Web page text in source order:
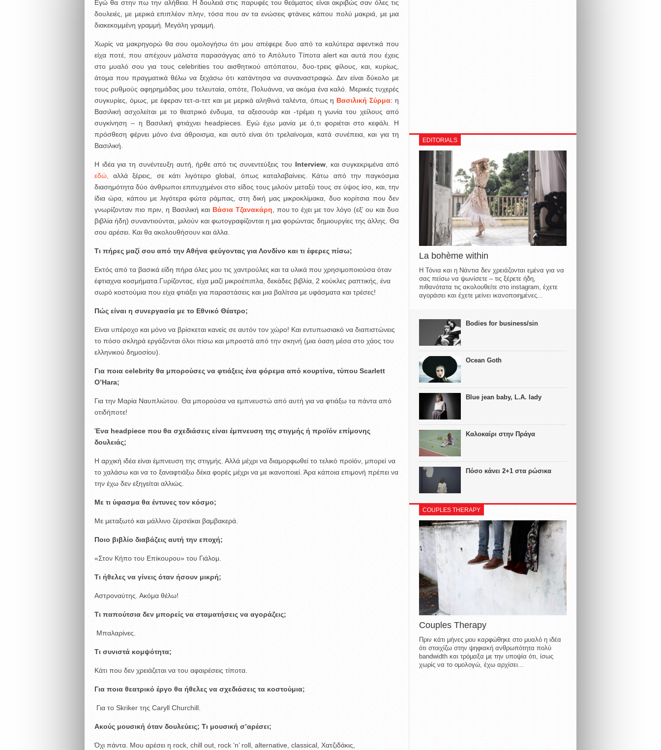
Εγώ θα στην πω την αλήθεια. Η δουλειά στις παρυφές του θεάματος είναι ακριβώς σαν όλες τις
δουλειές, με μερικά επιπλέον πλην, τόσα που αν τα ενώσεις φτάνεις κάπου πολύ μακριά, με μια
διακεκομμένη γραμμή. Μεγάλη γραμμή.
Χωρίς να μακρηγορώ θα σου ομολογήσω ότι μου απέφερε δυο από τα καλύτερα αφεντικά που
είχα ποτέ, που απέχουν μάλιστα παρασάγγας από το Απόλυτο Τίποτα alert και αυτά που έχεις
στο μυαλό σου για τους celebrities του αισθητικού απόπατου, δυο-τρεις φίλους, και, κυρίως,
άτομα που πραγματικά θέλω να ξεχάσω ότι κατάντησα να συναναστραφώ. Δεν είναι δύκολο με
τους ρυθμούς αφηρημάδας μου τελευταία, οπότε, Πολυάννα, να ακόμα ένα καλό. Μερικές τυχερές
συγκυρίες, όμως, με έφεραν τετ-α-τετ και με μερικά αληθινά ταλέντα, όπως η Βασιλική Σύρμα: η
Βασιλική ασχολείται με το θεατρικό ένδυμα, τα αξεσουάρ και -τρέμει η γωνία του χείλους από
συγκίνηση – η Βασιλική φτιάχνει headpieces. Εγώ έχω μανία με ό,τι φοριέται στο κεφάλι. Η
πρόσθεση φέρνει μόνο ένα άθροισμα, και αυτό είναι ότι τρελαίνομαι, κατά συνέπεια, και για τη
Βασιλική.
Η ιδέα για τη συνέντευξη αυτή, ήρθε από τις συνεντεύξεις του Interview, και συγκεκριμένα από
εδώ,
αλλά ξέρεις, σε κάτι λιγότερο global, όπως καταλαβαίνεις. Κάτω από την παγκόσμια
διασημότητα δύο άνθρωποι επιτυχημένοι στο είδος τους μιλούν μεταξύ τους σε ύψος ίσο, και, την
ίδια ώρα, κάπου με λιγότερα φώτα ράμπας, στη δική μας μικροκλίμακα, δυο κορίτσια που δεν
γνωρίζονταν πιο πριν, η Βασιλική και Βάσια Τζανακάρη , που το έχει με τον λόγο (εξ’ ου και δυο
βιβλία ήδη) συναντιούνται, μιλούν και φωτογραφίζονται η μια φορώντας δημιουργίες της άλλης. Θα
σου αρέσει. Και θα ακολουθήσουν και άλλα.
Τι πήρες μαζί σου από την Αθήνα φεύγοντας για Λονδίνο και τι έφερες πίσω;
Εκτός από τα βασικά είδη πήρα όλες μου τις χαντρούλες και τα υλικά που χρησιμοποιούσα όταν
έφτιαχνα κοσμήματα.Γυρίζοντας, είχα μαζί μικροέπιπλα, δεκάδες βιβλία, 2 κούκλες ραπτικής, ένα
σωρό κοστούμια που είχα φτιάξει για παραστάσεις και μια βαλίτσα με υφάσματα και τρέσες!
Πώς είναι η συνεργασία με το Εθνικό Θέατρο;
Είναι υπέροχο και μόνο να βρίσκεται κανείς σε αυτόν τον χώρο! Και εντυπωσιακό να διαπιστώνεις
το πόσο σκληρά εργάζονται όλοι πίσω και μπροστά από την σκηνή (μια όαση μέσα στο χάος του
ελληνικού δημοσίου).
Για ποια celebrityθα μπορούσες να φτιάξεις ένα φόρεμα από κουρτίνα, τύπου Scarlett
O’Hara;
Για την Μαρία Ναυπλιώτου. Θα μπορούσα να εμπνευστώ από αυτή για να φτιάξω τα πάντα από
οτιδήποτε!
Ένα headpieceπου θα σχεδιάσεις είναι έμπνευση της στιγμής ή προϊόν επίμονης
δουλειάς;
Η αρχική ιδέα είναι έμπνευση της στιγμής. Αλλά μέχρι να διαμορφωθεί το τελικό προϊόν, μπορεί να
το χαλάσω και να το ξαναφτιάξω δέκα φορές μέχρι να με ικανοποιεί. Άρα κάποια επιμονή πρέπει να
την έχω δεν εξηγείται αλλιώς.
Με τι ύφασμα θα έντυνες τον κόσμο;
Με μεταξωτό και μάλλινο ζέρσεϊκαι βαμβακερά.
Ποιο βιβλίο διαβάζεις αυτή την εποχή;
«Στον Κήπο του Επίκουρου» του Γιάλομ.
Τι ήθελες να γίνεις όταν ήσουν μικρή;
Αστροναύτης. Ακόμα θέλω!
Τι παπούτσια δεν μπορείς να σταματήσεις να αγοράζεις;
Μπαλαρίνες.
Τι συνιστά κομψότητα;
Κάτι που δεν χρειάζεται να του αφαιρέσεις τίποτα.
Για ποια θεατρικό έργο θα ήθελες να σχεδιάσεις τα κοστούμια;
Για το Skriker της Caryll Churchill.
Ακούς μουσική όταν δουλεύεις; Τι μουσική σ’αρέσει;
Όχι πάντα. Μου αρέσει η rock, chill out, rock ‘n’ roll, alternative, classical, Χατζιδάκις,
EDITORIALS
La bohème within
Η Τόνια και η Νάντια δεν χρειάζονται εμένα για να
σας πείσω να ψωνίσετε – τις ξέρετε ήδη,
πιθανότατα τις ακολουθείτε στο instagram, έχετε
αγοράσει και έχετε μείνει ικανοποιημένες...
Bodies for business/sin
Ocean Goth
Blue jean baby, L.A. lady
Καλοκαίρι στην Πράγα
Πόσο κάνει 2+1 στα ρώσικα
COUPLES THERAPY
Couples Therapy
Πριν κάτι μήνες μου καρφώθηκε στο μυαλό η ιδέα
ότι στοιχίζω στην ψηφιακή ανθρωπότητα πολύ
bandwidth και τρόμαξα με την υποψία ότι, ίσως
χωρίς να το ομολογώ, έχω αρχίσει...